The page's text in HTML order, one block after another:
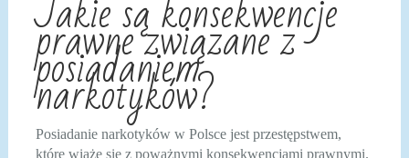
prawne związane z
posiadaniem
narkotyków?
Posiadanie narkotyków w Polsce jest przestępstwem,
które wiąże się z poważnymi konsekwencjami prawnymi.